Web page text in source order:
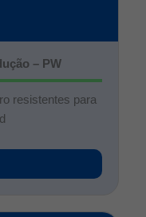
– PW
resistentes para